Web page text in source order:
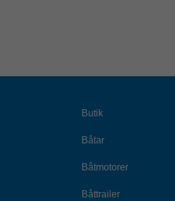
Butik
Båtar
Båtmotorer
Båttrailer